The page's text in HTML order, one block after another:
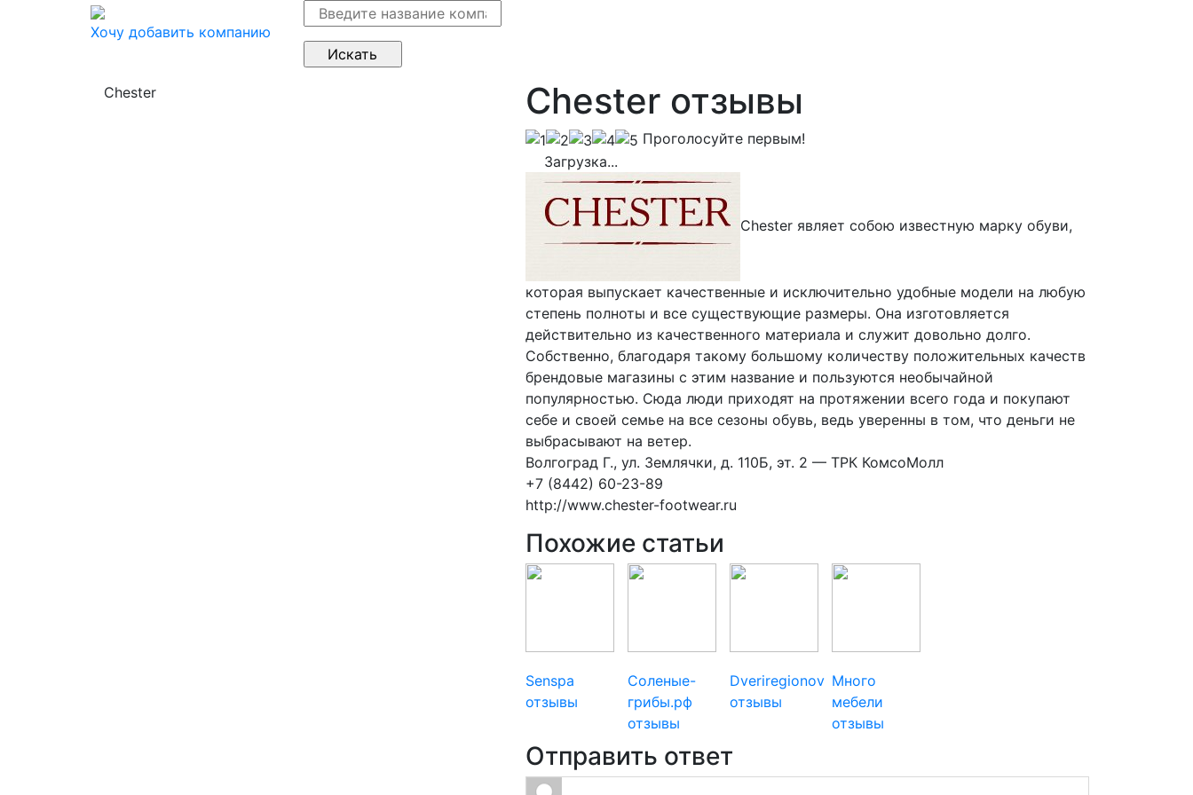
Хочу добавить компанию
Chester Chester отзывы
Проголосуйте первым!
Загрузка...
Chester являет собою известную марку обуви,
которая выпускает качественные и исключительно удобные модели на любую
степень полноты и все существующие размеры. Она изготовляется
действительно из качественного материала и служит довольно долго.
Собственно, благодаря такому большому количеству положительных качеств
брендовые магазины с этим название и пользуются необычайной
популярностью. Сюда люди приходят на протяжении всего года и покупают
себе и своей семье на все сезоны обувь, ведь уверенны в том, что деньги не
выбрасывают на ветер.
Волгоград Г., ул. Землячки, д. 110Б, эт. 2 — ТРК КомсоМолл
+7 (8442) 60-23-89
http://www.chester-footwear.ru
Похожие статьи
Senspa
отзывы
Соленые-
грибы.рф
отзывы
Dveriregionov
отзывы
Много
мебели
отзывы
Отправить ответ